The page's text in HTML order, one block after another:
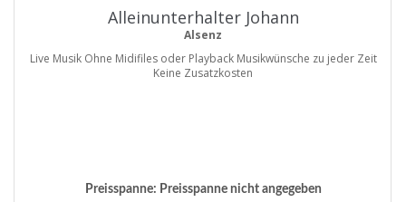
Alleinunterhalter Johann
Alsenz
Live Musik Ohne Midifiles oder Playback Musikwünsche zu jeder Zeit
Keine Zusatzkosten
Preisspanne: Preisspanne nicht angegeben